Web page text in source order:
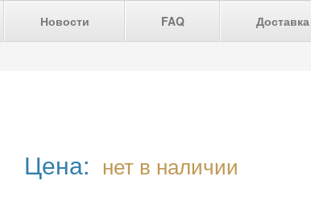
Новости FAQ Доставка
Цена: нет в наличии